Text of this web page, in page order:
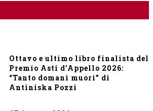
Ottavo e ultimo libro finalista del
Premio Asti d’Appello 2026:
“Tanto domani muori” di
Antiniska Pozzi